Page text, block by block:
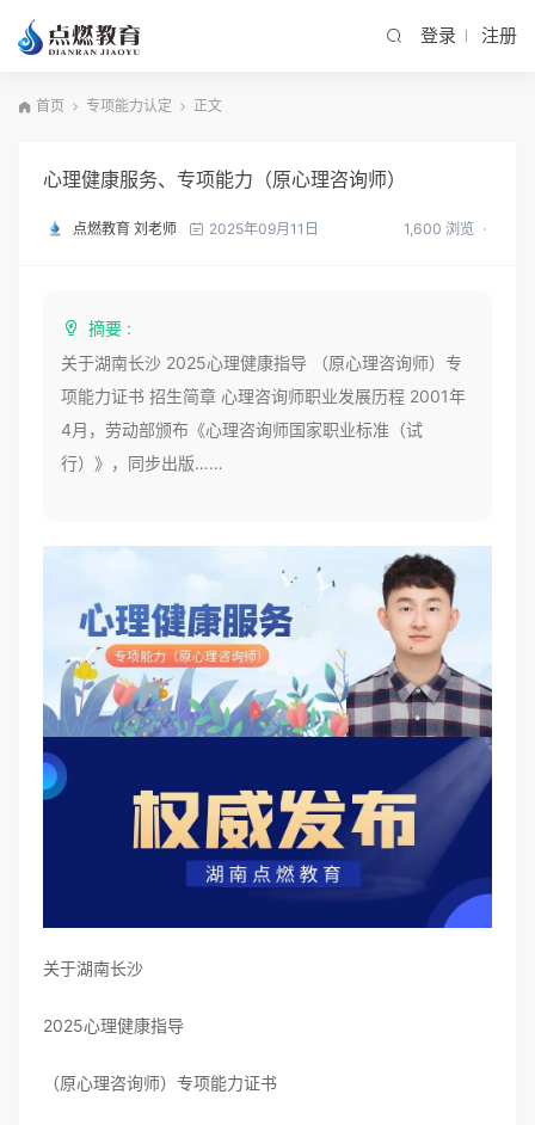
登录 注册
首页 专项能力认定 正文
心理健康服务、专项能力（原心理咨询师）
点燃教育 刘老师 2025年09月11日 1,600 浏览
摘要 :
关于湖南长沙 2025心理健康指导 （原心理咨询师）专
项能力证书 招生简章 心理咨询师职业发展历程 2001年
4月，劳动部颁布《心理咨询师国家职业标准（试
行）》，同步出版……
关于湖南长沙
2025心理健康指导
（原心理咨询师）专项能力证书